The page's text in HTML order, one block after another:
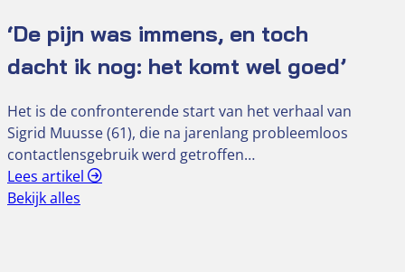
‘De pijn was immens, en toch
dacht ik nog: het komt wel goed’
Het is de confronterende start van het verhaal van
Sigrid Muusse (61), die na jarenlang probleemloos
contactlensgebruik werd getroffen…
Lees artikel
Bekijk alles